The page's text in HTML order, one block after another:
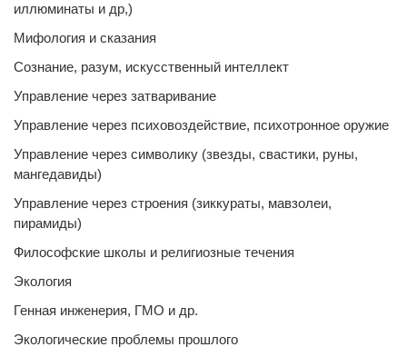
иллюминаты и др,)
Мифология и сказания
Сознание, разум, искусственный интеллект
Управление через затваривание
Управление через психовоздействие, психотронное оружие
Управление через символику (звезды, свастики, руны,
мангедавиды)
Управление через строения (зиккураты, мавзолеи,
пирамиды)
Философские школы и религиозные течения
Экология
Генная инженерия, ГМО и др.
Экологические проблемы прошлого